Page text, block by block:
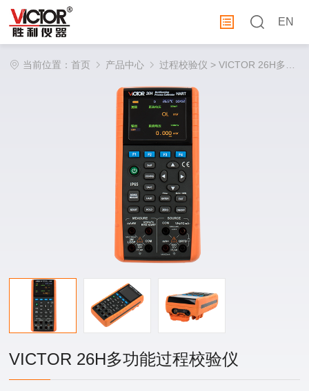
EN
当前位置：首页 产品中心 过程校验仪 > VICTOR 26H多功能过程校验仪
VICTOR 26H多功能过程校验仪